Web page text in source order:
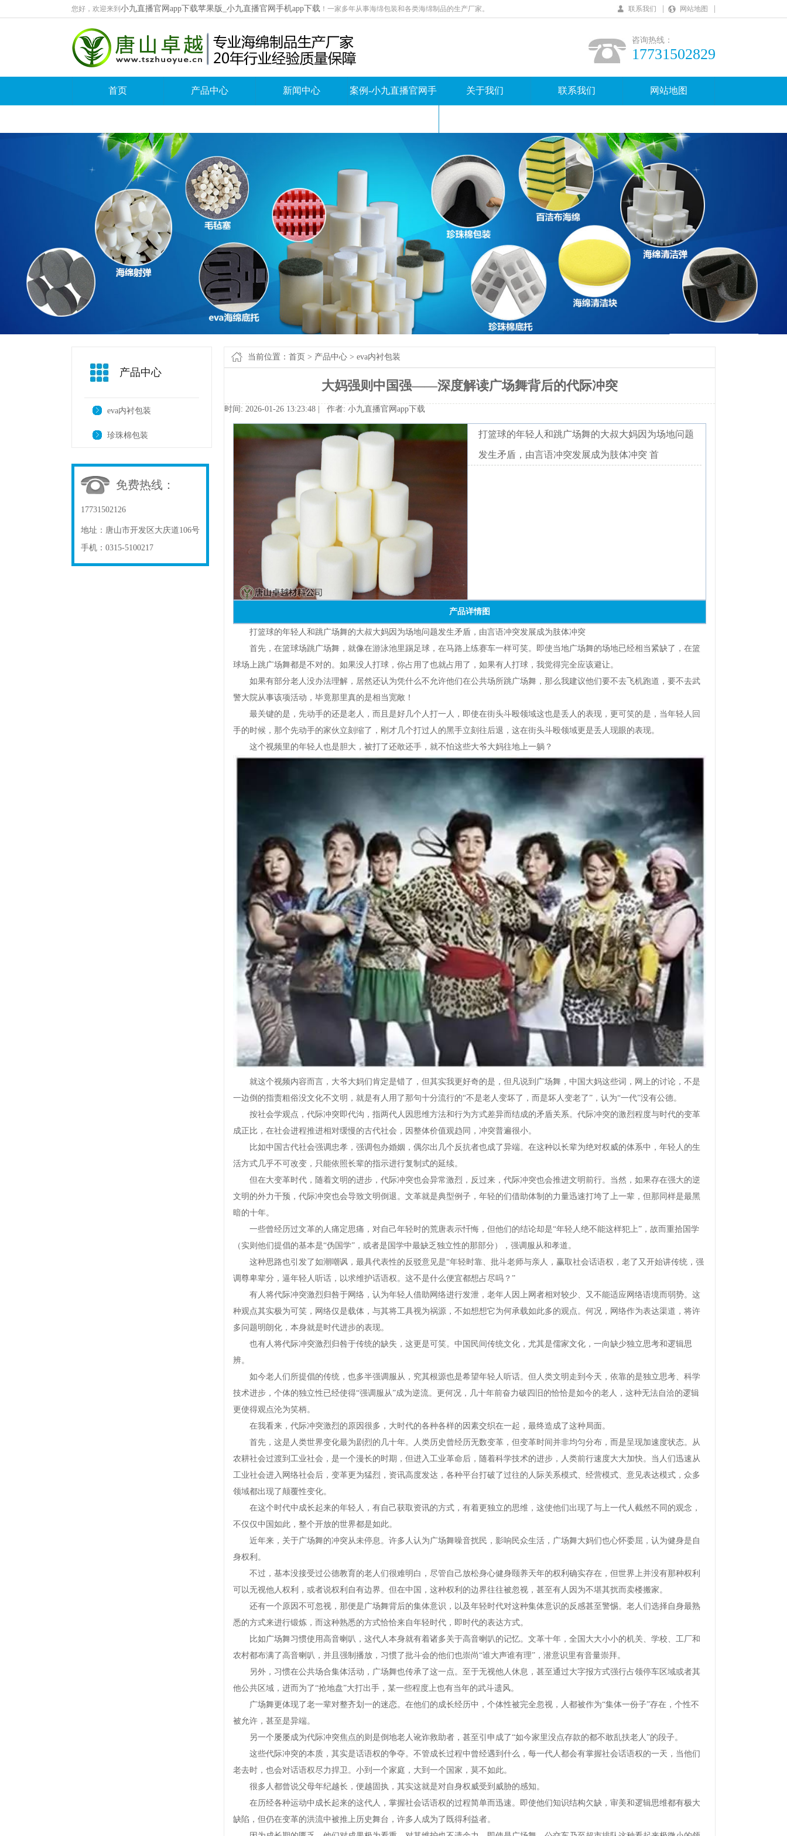
您好，欢迎来到 小九直播官网app下载苹果版_小九直播官网手机app下载 ！ 一家多年从事海绵包装和各类海绵制品的生产厂家。 联系我们 网站地图
咨询热线：
17731502829
首页 产品中心 新闻中心 案例-小九直播官网手 关于我们 联系我们 网站地图
产品中心
eva内衬包装
珍珠棉包装
免费热线：
17731502126
地址： 唐山市开发区大庆道106号
手机： 0315-5100217
当前位置： 首页 > 产品中心 > eva内衬包装
大妈强则中国强——深度解读广场舞背后的代际冲突
时间:2026-01-2613:23:48|作者: 小九直播官网app下载
打篮球的年轻人和跳广场舞的大叔大妈因为场地问题
发生矛盾，由言语冲突发展成为肢体冲突首
产品详情图
打篮球的年轻人和跳广场舞的大叔大妈因为场地问题发生矛盾，由言语冲突发展成为肢体冲突
首先，在篮球场跳广场舞，就像在游泳池里踢足球，在马路上练赛车一样可笑。即使当地广场舞的场地已经相当紧缺了，在篮
球场上跳广场舞都是不对的。如果没人打球，你占用了也就占用了，如果有人打球，我觉得完全应该避让。
如果有部分老人没办法理解，居然还认为凭什么不允许他们在公共场所跳广场舞，那么我建议他们要不去飞机跑道，要不去武
警大院从事该项活动，毕竟那里真的是相当宽敞！
最关键的是，先动手的还是老人，而且是好几个人打一人，即使在街头斗殴领域这也是丢人的表现，更可笑的是，当年轻人回
手的时候，那个先动手的家伙立刻缩了，刚才几个打过人的黑手立刻往后退，这在街头斗殴领域更是丢人现眼的表现。
这个视频里的年轻人也是胆大，被打了还敢还手，就不怕这些大爷大妈往地上一躺？
就这个视频内容而言，大爷大妈们肯定是错了，但其实我更好奇的是，但凡说到广场舞，中国大妈这些词，网上的讨论，不是
一边倒的指责粗俗没文化不文明，就是有人用了那句十分流行的“不是老人变坏了，而是坏人变老了”，认为“一代”没有公德。
按社会学观点，代际冲突即代沟，指两代人因思维方法和行为方式差异而结成的矛盾关系。代际冲突的激烈程度与时代的变革
成正比，在社会进程推进相对缓慢的古代社会，因整体价值观趋同，冲突普遍很小。
比如中国古代社会强调忠孝，强调包办婚姻，偶尔出几个反抗者也成了异端。在这种以长辈为绝对权威的体系中，年轻人的生
活方式几乎不可改变，只能依照长辈的指示进行复制式的延续。
但在大变革时代，随着文明的进步，代际冲突也会异常激烈，反过来，代际冲突也会推进文明前行。当然，如果存在强大的逆
文明的外力干预，代际冲突也会导致文明倒退。文革就是典型例子，年轻的们借助体制的力量迅速打垮了上一辈，但那同样是最黑
暗的十年。
一些曾经历过文革的人痛定思痛，对自己年轻时的荒唐表示忏悔，但他们的结论却是“年轻人绝不能这样犯上”，故而重拾国学
（实则他们提倡的基本是“伪国学”，或者是国学中最缺乏独立性的那部分），强调服从和孝道。
这种思路也引发了如潮嘲讽，最具代表性的反驳意见是“年轻时靠、批斗老师与亲人，赢取社会话语权，老了又开始讲传统，强
调尊卑辈分，逼年轻人听话，以求维护话语权。这不是什么便宜都想占尽吗？”
有人将代际冲突激烈归咎于网络，认为年轻人借助网络进行发泄，老年人因上网者相对较少、又不能适应网络语境而弱势。这
种观点其实极为可笑，网络仅是载体，与其将工具视为祸源，不如想想它为何承载如此多的观点。何况，网络作为表达渠道，将许
多问题明朗化，本身就是时代进步的表现。
也有人将代际冲突激烈归咎于传统的缺失，这更是可笑。中国民间传统文化，尤其是儒家文化，一向缺少独立思考和逻辑思
辨。
如今老人们所提倡的传统，也多半强调服从，究其根源也是希望年轻人听话。但人类文明走到今天，依靠的是独立思考、科学
技术进步，个体的独立性已经使得“强调服从”成为逆流。更何况，几十年前奋力破四旧的恰恰是如今的老人，这种无法自洽的逻辑
更使得观点沦为笑柄。
在我看来，代际冲突激烈的原因很多，大时代的各种各样的因素交织在一起，最终造成了这种局面。
首先，这是人类世界变化最为剧烈的几十年。人类历史曾经历无数变革，但变革时间并非均匀分布，而是呈现加速度状态。从
农耕社会过渡到工业社会，是一个漫长的时期，但进入工业革命后，随着科学技术的进步，人类前行速度大大加快。当人们迅速从
工业社会进入网络社会后，变革更为猛烈，资讯高度发达，各种平台打破了过往的人际关系模式、经营模式、意见表达模式，众多
领域都出现了颠覆性变化。
在这个时代中成长起来的年轻人，有自己获取资讯的方式，有着更独立的思维，这使他们出现了与上一代人截然不同的观念，
不仅仅中国如此，整个开放的世界都是如此。
近年来，关于广场舞的冲突从未停息。许多人认为广场舞噪音扰民，影响民众生活，广场舞大妈们也心怀委屈，认为健身是自
身权利。
不过，基本没接受过公德教育的老人们很难明白，尽管自己放松身心健身颐养天年的权利确实存在，但世界上并没有那种权利
可以无视他人权利，或者说权利自有边界。但在中国，这种权利的边界往往被忽视，甚至有人因为不堪其扰而卖楼搬家。
还有一个原因不可忽视，那便是广场舞背后的集体意识，以及年轻时代对这种集体意识的反感甚至警惕。老人们选择自身最熟
悉的方式来进行锻炼，而这种熟悉的方式恰恰来自年轻时代，即时代的表达方式。
比如广场舞习惯使用高音喇叭，这代人本身就有着诸多关于高音喇叭的记忆。文革十年，全国大大小小的机关、学校、工厂和
农村都布满了高音喇叭，并且强制播放，习惯了批斗会的他们也崇尚“谁大声谁有理”，潜意识里有音量崇拜。
另外，习惯在公共场合集体活动，广场舞也传承了这一点。至于无视他人休息，甚至通过大字报方式强行占领停车区域或者其
他公共区域，进而为了“抢地盘”大打出手，某一些程度上也有当年的武斗遗风。
广场舞更体现了老一辈对整齐划一的迷恋。在他们的成长经历中，个体性被完全忽视，人都被作为“集体一份子”存在，个性不
被允许，甚至是异端。
另一个屡屡成为代际冲突焦点的则是倒地老人讹诈救助者，甚至引申成了“如今家里没点存款的都不敢乱扶老人”的段子。
这些代际冲突的本质，其实是话语权的争夺。不管成长过程中曾经遇到什么，每一代人都会有掌握社会话语权的一天，当他们
老去时，也会对话语权尽力捍卫。小到一个家庭，大到一个国家，莫不如此。
很多人都曾说父母年纪越长，便越固执，其实这就是对自身权威受到威胁的感知。
在历经各种运动中成长起来的这代人，掌握社会话语权的过程简单而迅速。即使他们知识结构欠缺，审美和逻辑思维都有极大
缺陷，但仍在变革的洪流中被推上历史舞台，许多人成为了既得利益者。